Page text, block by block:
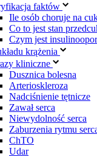
faktów
Ile osób choruje na
Co to jest stan
Czym jest
krążenia
kliniczne
Dusznica bolesna
Arterioskleroza
Nadciśnienie tętnicze
Zawał serca
Niewydolność serca
Zaburzenia rytmu
ChTO
Udar